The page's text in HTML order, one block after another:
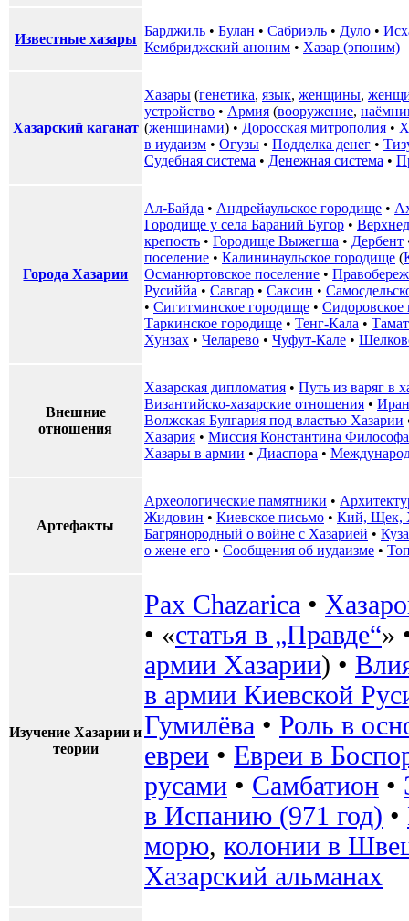
Известные хазары
Барджиль • Булан • Сабриэль • Дуло •
Кембриджский аноним • Хазар (эпоним)
Хазарский каганат
Хазары (генетика, язык, женщины,
устройство • Армия (вооружение,
(женщинами) • Доросская митрополия •
в иудаизм • Огузы • Подделка денег •
Судебная система • Денежная система •
Города Хазарии
Ал-Байда • Андрейаульское городище •
Городище у села Бараний Бугор •
крепость • Городище Выжегша • Дербент
поселение • Калининаульское городище (
Османюртовское поселение •
Русиййа • Савгар • Саксин •
• Сигитминское городище • Сидоровское
Таркинское городище • Тенг-Кала •
Хунзах • Челарево • Чуфут-Кале •
Внешние
отношения
Хазарская дипломатия • Путь из варяг в
Византийско-хазарские отношения •
Волжская Булгария под властью Хазарии
Хазария • Миссия Константина Философа
Хазары в армии • Диаспора •
Артефакты
Археологические памятники •
Жидовин • Киевское письмо • Кий, Щек,
Багрянородный о войне с Хазарией •
о жене его • Сообщения об иудаизме •
Изучение Хазарии и
теории
Pax Chazarica •
• «статья в „Правде“»
армии Хазарии) •
в армии Киевской
Гумилёва • Роль в
евреи • Евреи в
русами • Самбатион •
в Испанию (971 год) •
морю, колонии в
Хазарский альманах